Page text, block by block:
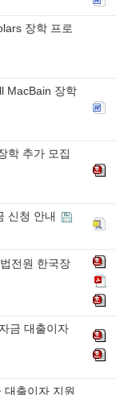
장학 프로
MacBain 장학
학 추가 모집
신청 안내
전원 한국장
금 대출이자
대출이자 지원